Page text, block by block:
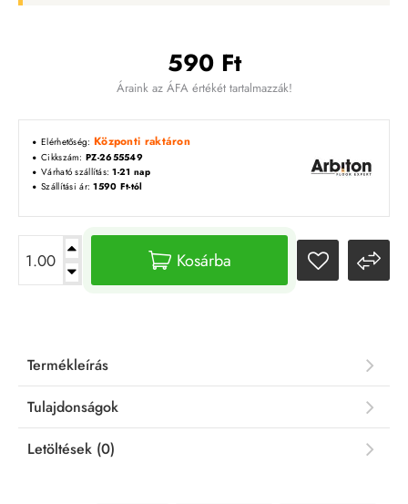
590 Ft
Áraink az ÁFA értékét tartalmazzák!
Elérhetőség: Központi raktáron
Cikkszám: PZ-2655549
Várható szállítás: 1-21 nap
Szállítási ár: 1590 Ft-tól
Kosárba
Termékleírás
Tulajdonságok
Letöltések (0)